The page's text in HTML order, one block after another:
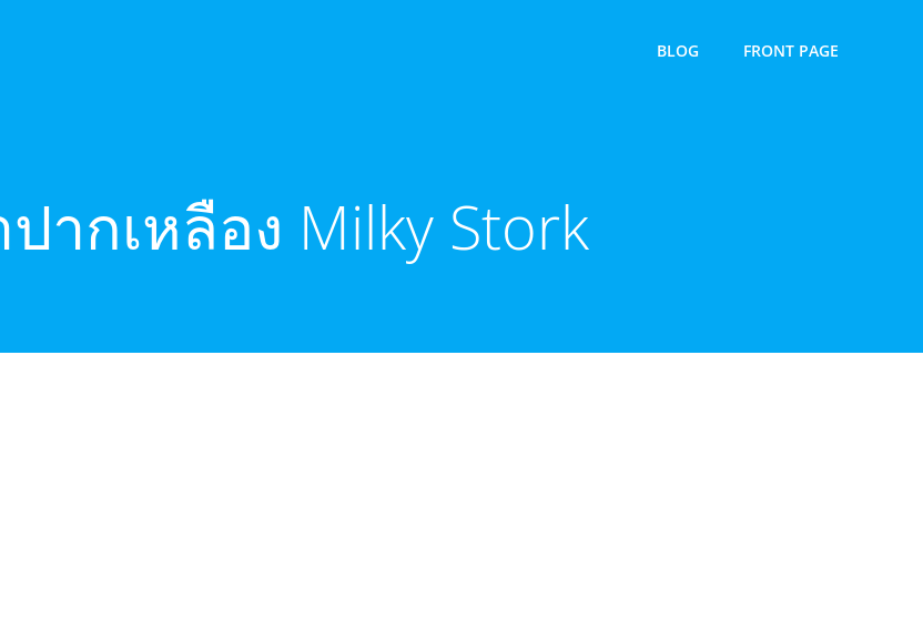
BLOG FRONT PAGE
ากเหลือง Milky Stork